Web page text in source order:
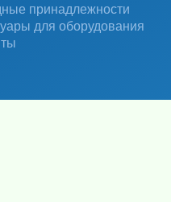
принадлежности
для оборудования